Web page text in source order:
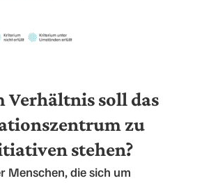
Verhältnis soll das
zu
stehen?
Menschen, die sich um